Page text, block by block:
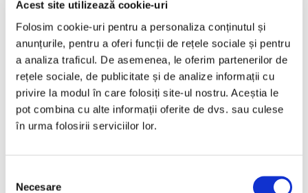
Acest site utilizează cookie-uri
Folosim cookie-uri pentru a personaliza conținutul și
anunțurile, pentru a oferi funcții de rețele sociale și pentru
a analiza traficul. De asemenea, le oferim partenerilor de
rețele sociale, de publicitate și de analize informații cu
privire la modul în care folosiți site-ul nostru. Aceștia le
pot combina cu alte informații oferite de dvs. sau culese
în urma folosirii serviciilor lor.
consimțământului
Necesare
Februarie 2025
Ianuarie 2025
Decembrie 2024
Noiembrie 2024
Octombrie 2024
Septembrie 2024